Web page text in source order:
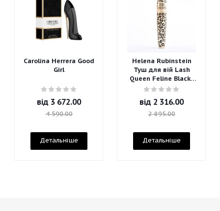
Carolina Herrera Good
Girl
від 3 672.00
4 590.00
Детальніше
Helena Rubinstein
Туш для вій Lash
Queen Feline Blacks
Mascara
від 2 316.00
2 895.00
Детальніше